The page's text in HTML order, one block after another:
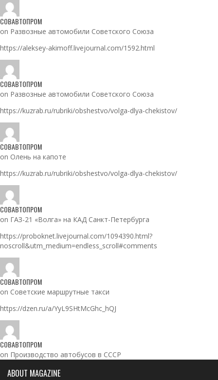
СОВАВТОПРОМ
on Развозные автомобили Советского Союза
https://aleksey-akimoff.livejournal.com/1592.html
СОВАВТОПРОМ
on Развозные автомобили Советского Союза
https://kuzrab.ru/rubriki/obshestvo/volga-dlya-chekistov/
СОВАВТОПРОМ
on Олень на капоте
https://kuzrab.ru/rubriki/obshestvo/volga-dlya-chekistov/
СОВАВТОПРОМ
on ГАЗ-21 «Волга» на КАД Санкт-Петербурга
https://proboknet.livejournal.com/1094390.html?
noscroll&utm_medium=endless_scroll#comments
СОВАВТОПРОМ
on Советские маршрутные такси
https://dzen.ru/a/YyL9SHtMcGhc_hQJ
СОВАВТОПРОМ
on Производство автобусов в СССР
ABOUT MAGAZINE